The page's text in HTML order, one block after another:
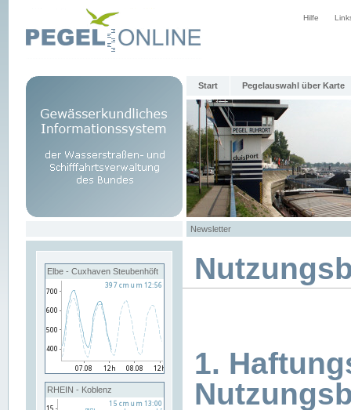
Hilfe
Start Pegelauswahl über Karte
Newsletter
Elbe - Cuxhaven Steubenhöft
RHEIN - Koblenz
1.